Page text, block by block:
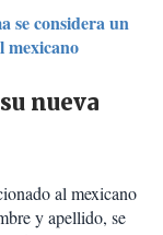
se considera un
nueva
al mexicano
y apellido, se